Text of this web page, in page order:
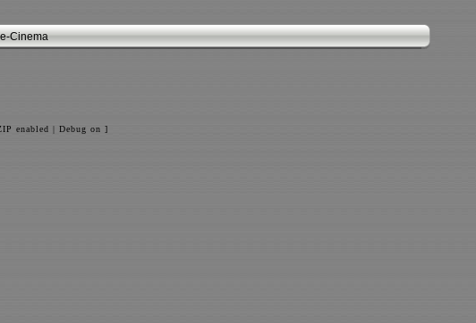
Cinema
enabled | Debug on ]